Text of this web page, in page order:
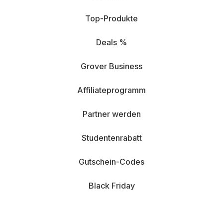
Top-Produkte
Deals %
Grover Business
Affiliateprogramm
Partner werden
Studentenrabatt
Gutschein-Codes
Black Friday